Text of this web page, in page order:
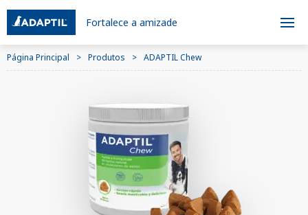
Fortalece a amizade
Página Principal Produtos ADAPTIL Chew